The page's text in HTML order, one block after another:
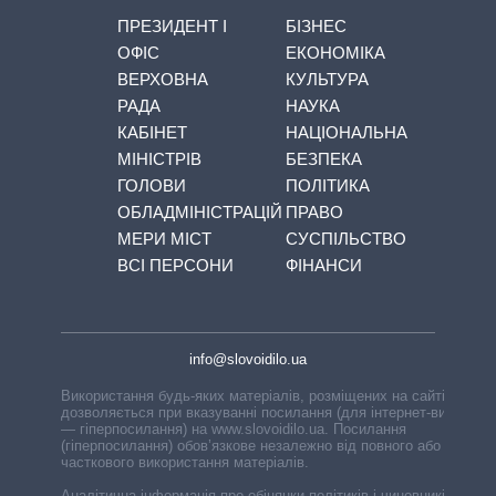
ПРЕЗИДЕНТ І
ОФІС
ВЕРХОВНА
РАДА
КАБІНЕТ
МІНІСТРІВ
ГОЛОВИ
ОБЛАДМІНІСТРАЦІЙ
МЕРИ МІСТ
ВСІ ПЕРСОНИ
БІЗНЕС
ЕКОНОМІКА
КУЛЬТУРА
НАУКА
НАЦІОНАЛЬНА
БЕЗПЕКА
ПОЛІТИКА
ПРАВО
СУСПІЛЬСТВО
ФІНАНСИ
info@slovoidilo.ua
Використання будь-яких матеріалів, розміщених на сайті,
дозволяється при вказуванні посилання (для інтернет-видань
— гіперпосилання) на www.slovoidilo.ua. Посилання
(гіперпосилання) обов’язкове незалежно від повного або
часткового використання матеріалів.